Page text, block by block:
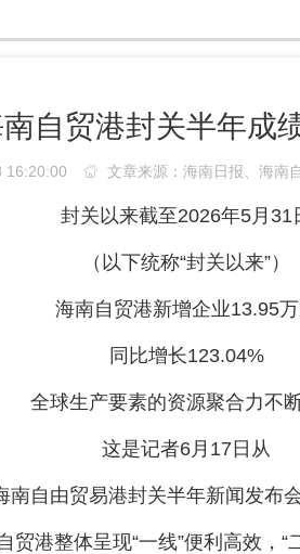
自贸港封关半年成
16:20:00 文章来源：海南日报、海南
封关以来截至2026年5月31
（以下统称“封关以来”）
海南自贸港新增企业13.95
同比增长123.04%
全球生产要素的资源聚合力不
这是记者6月17日从
南自由贸易港封关半年新闻发布
港整体呈现“一线”便利高效，